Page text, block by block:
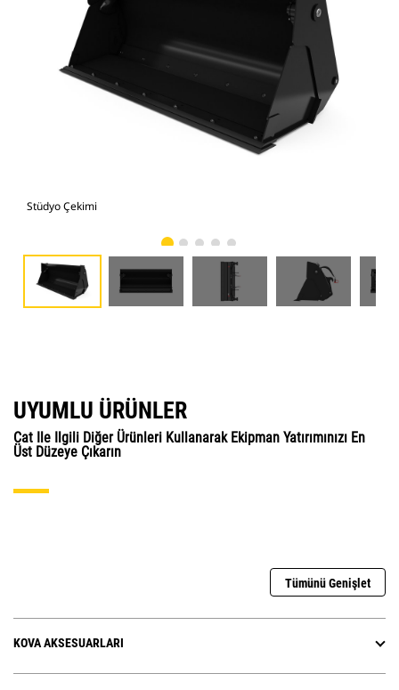
Stüdyo Çekimi
UYUMLU ÜRÜNLER
Cat Ile Ilgili Diğer Ürünleri Kullanarak Ekipman Yatırımınızı En
Üst Düzeye Çıkarın
Tümünü Genişlet
KOVA AKSESUARLARI